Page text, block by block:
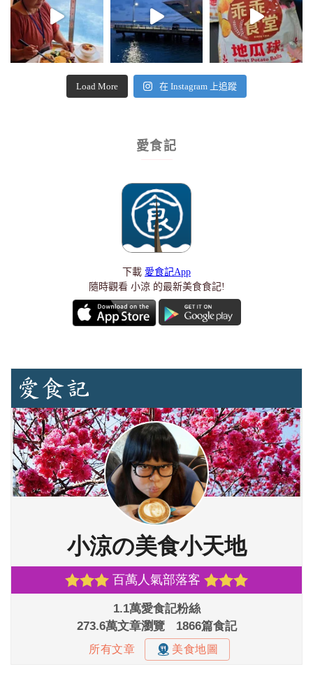
Load More 在 Instagram 上追蹤
愛食記
下載 愛食記App
隨時觀看 小涼 的最新美食食記!